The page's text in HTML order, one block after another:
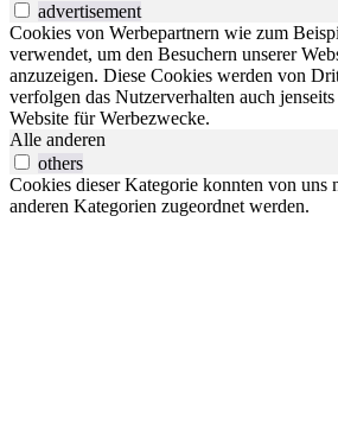
advertisement
Cookies von Werbepartnern wie zum
verwendet, um den Besuchern unserer
anzuzeigen. Diese Cookies werden von
verfolgen das Nutzerverhalten auch
Website für Werbezwecke.
Alle anderen
others
Cookies dieser Kategorie konnten von uns
anderen Kategorien zugeordnet werden.